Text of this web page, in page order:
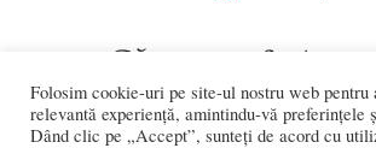
Folosim cookie-uri pe site-ul nostru web
relevantă experiență, amintindu-vă preferințele
Dând clic pe „Accept”, sunteți de acord cu